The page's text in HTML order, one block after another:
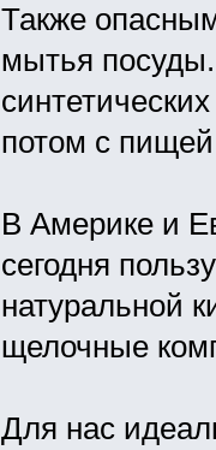
Также
мытья
потом с
В Америке и
сегодня
натуральной
щелочные
Для нас